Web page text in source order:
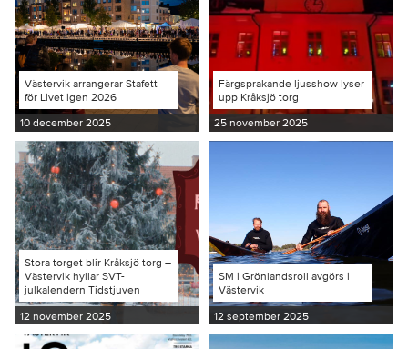
Västervik arrangerar Stafett
för Livet igen 2026
10 december 2025
Färgsprakande ljusshow lyser
upp Kråksjö torg
25 november 2025
Stora torget blir Kråksjö torg –
Västervik hyllar SVT-
julkalendern Tidstjuven
12 november 2025
SM i Grönlandsroll avgörs i
Västervik
12 september 2025